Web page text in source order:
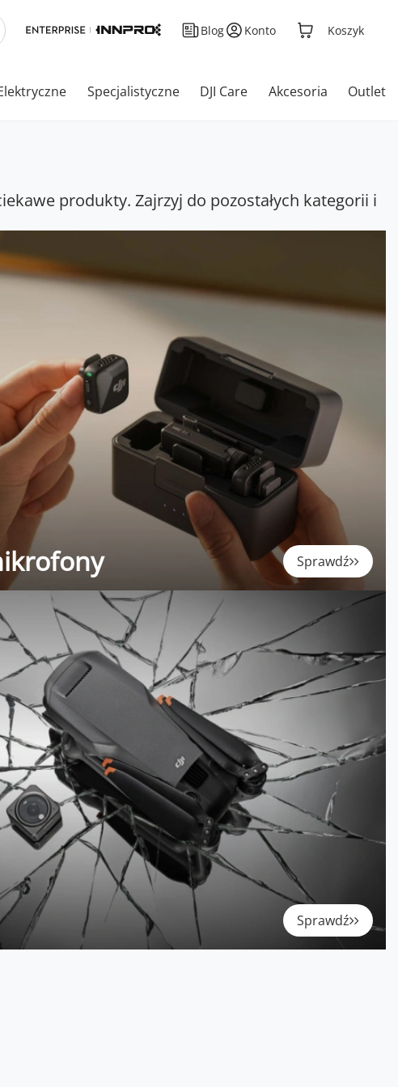
Blog Konto Koszyk
Specjalistyczne DJI Care Akcesoria Outlet
produkty. Zajrzyj do pozostałych kategorii i
Sprawdź
Sprawdź